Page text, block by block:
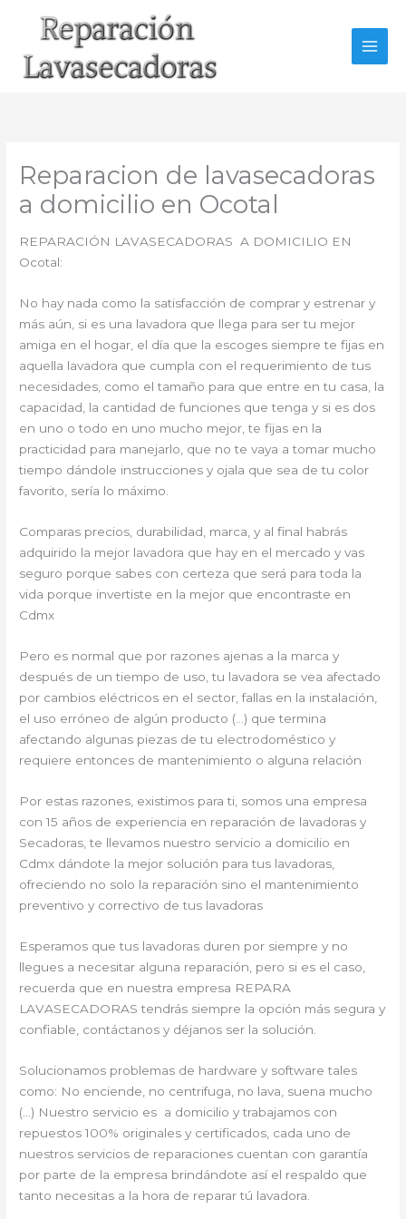
Reparacion de lavasecadoras
a domicilio en Ocotal
REPARACIÓN LAVASECADORAS A DOMICILIO EN
Ocotal:
No hay nada como la satisfacción de comprar y estrenar y
más aún, si es una lavadora que llega para ser tu mejor
amiga en el hogar, el día que la escoges siempre te fijas en
aquella lavadora que cumpla con el requerimiento de tus
necesidades, como el tamaño para que entre en tu casa, la
capacidad, la cantidad de funciones que tenga y si es dos
en uno o todo en uno mucho mejor, te fijas en la
practicidad para manejarlo, que no te vaya a tomar mucho
tiempo dándole instrucciones y ojala que sea de tu color
favorito, sería lo máximo.
Comparas precios, durabilidad, marca, y al final habrás
adquirido la mejor lavadora que hay en el mercado y vas
seguro porque sabes con certeza que será para toda la
vida porque invertiste en la mejor que encontraste en
Cdmx
Pero es normal que por razones ajenas a la marca y
después de un tiempo de uso, tu lavadora se vea afectado
por cambios eléctricos en el sector, fallas en la instalación,
el uso erróneo de algún producto (…) que termina
afectando algunas piezas de tu electrodoméstico y
requiere entonces de mantenimiento o alguna relación
Por estas razones, existimos para ti, somos una empresa
con 15 años de experiencia en reparación de lavadoras y
Secadoras, te llevamos nuestro servicio a domicilio en
Cdmx dándote la mejor solución para tus lavadoras,
ofreciendo no solo la reparación sino el mantenimiento
preventivo y correctivo de tus lavadoras
Esperamos que tus lavadoras duren por siempre y no
llegues a necesitar alguna reparación, pero si es el caso,
recuerda que en nuestra empresa REPARA
LAVASECADORAS tendrás siempre la opción más segura y
confiable, contáctanos y déjanos ser la solución.
Solucionamos problemas de hardware y software tales
como: No enciende, no centrifuga, no lava, suena mucho
(…) Nuestro servicio es a domicilio y trabajamos con
repuestos 100% originales y certificados, cada uno de
nuestros servicios de reparaciones cuentan con garantía
por parte de la empresa brindándote así el respaldo que
tanto necesitas a la hora de reparar tú lavadora.